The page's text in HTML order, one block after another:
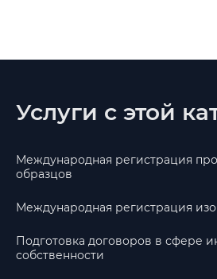
Услуги с этой
Международная регистрация
образцов
Международная регистрация
Подготовка договоров в сфере
собственности